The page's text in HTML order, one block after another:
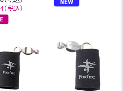
税込）